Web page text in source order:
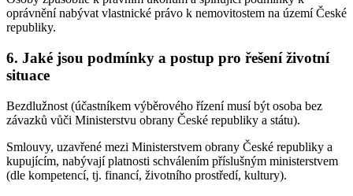
oprávnění nabývat vlastnické právo k nemovitostem na území České
republiky.
6. Jaké jsou podmínky a postup pro řešení životní
situace
Bezdlužnost (účastníkem výběrového řízení musí být osoba bez
závazků vůči Ministerstvu obrany České republiky a státu).
Smlouvy, uzavřené mezi Ministerstvem obrany České republiky a
kupujícím, nabývají platnosti schválením příslušným ministerstvem
(dle kompetencí, tj. financí, životního prostředí, kultury).